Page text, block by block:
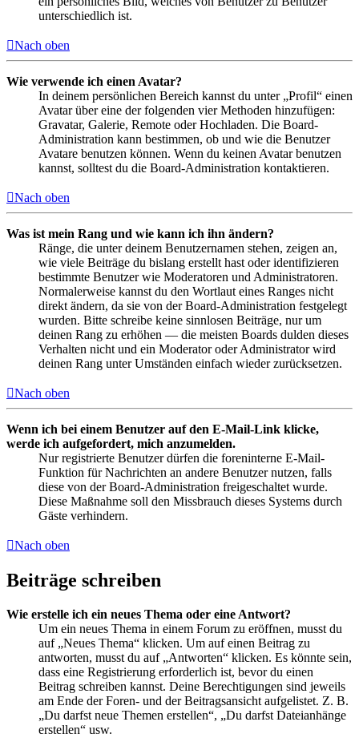
unterschiedlich ist.
Nach oben
Wie verwende ich einen Avatar?
In deinem persönlichen Bereich kannst du unter „Profil“ einen
Avatar über eine der folgenden vier Methoden hinzufügen:
Gravatar, Galerie, Remote oder Hochladen. Die Board-
Administration kann bestimmen, ob und wie die Benutzer
Avatare benutzen können. Wenn du keinen Avatar benutzen
kannst, solltest du die Board-Administration kontaktieren.
Nach oben
Was ist mein Rang und wie kann ich ihn ändern?
Ränge, die unter deinem Benutzernamen stehen, zeigen an,
wie viele Beiträge du bislang erstellt hast oder identifizieren
bestimmte Benutzer wie Moderatoren und Administratoren.
Normalerweise kannst du den Wortlaut eines Ranges nicht
direkt ändern, da sie von der Board-Administration festgelegt
wurden. Bitte schreibe keine sinnlosen Beiträge, nur um
deinen Rang zu erhöhen — die meisten Boards dulden dieses
Verhalten nicht und ein Moderator oder Administrator wird
deinen Rang unter Umständen einfach wieder zurücksetzen.
Nach oben
Wenn ich bei einem Benutzer auf den E-Mail-Link klicke,
werde ich aufgefordert, mich anzumelden.
Nur registrierte Benutzer dürfen die foreninterne E-Mail-
Funktion für Nachrichten an andere Benutzer nutzen, falls
diese von der Board-Administration freigeschaltet wurde.
Diese Maßnahme soll den Missbrauch dieses Systems durch
Gäste verhindern.
Nach oben
Beiträge schreiben
Wie erstelle ich ein neues Thema oder eine Antwort?
Um ein neues Thema in einem Forum zu eröffnen, musst du
auf „Neues Thema“ klicken. Um auf einen Beitrag zu
antworten, musst du auf „Antworten“ klicken. Es könnte sein,
dass eine Registrierung erforderlich ist, bevor du einen
Beitrag schreiben kannst. Deine Berechtigungen sind jeweils
am Ende der Foren- und der Beitragsansicht aufgelistet. Z. B.
„Du darfst neue Themen erstellen“, „Du darfst Dateianhänge
erstellen“ usw.